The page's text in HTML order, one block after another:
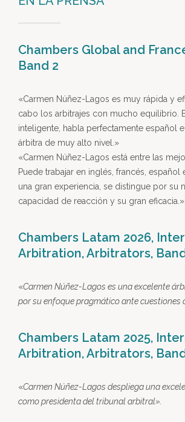
Chambers Global and
Band 2
«Carmen Núñez-Lagos es muy rápida y
cabo los arbitrajes con mucho equilibrio.
inteligente, habla perfectamente español
árbitra de muy alto nivel.»
«Carmen Núñez-Lagos está entre las
Puede trabajar en inglés, francés, español
una gran experiencia, se distingue por su
capacidad de reacción y su gran eficacia.»
Chambers Latam 2026,
Arbitration, Arbitrators,
«Carmen Núñez-Lagos es una excelente
por su enfoque pragmático ante cuestiones
Chambers Latam 2025,
Arbitration, Arbitrators,
«Carmen Núñez-Lagos despliega una
como presidenta del tribunal arbitral».